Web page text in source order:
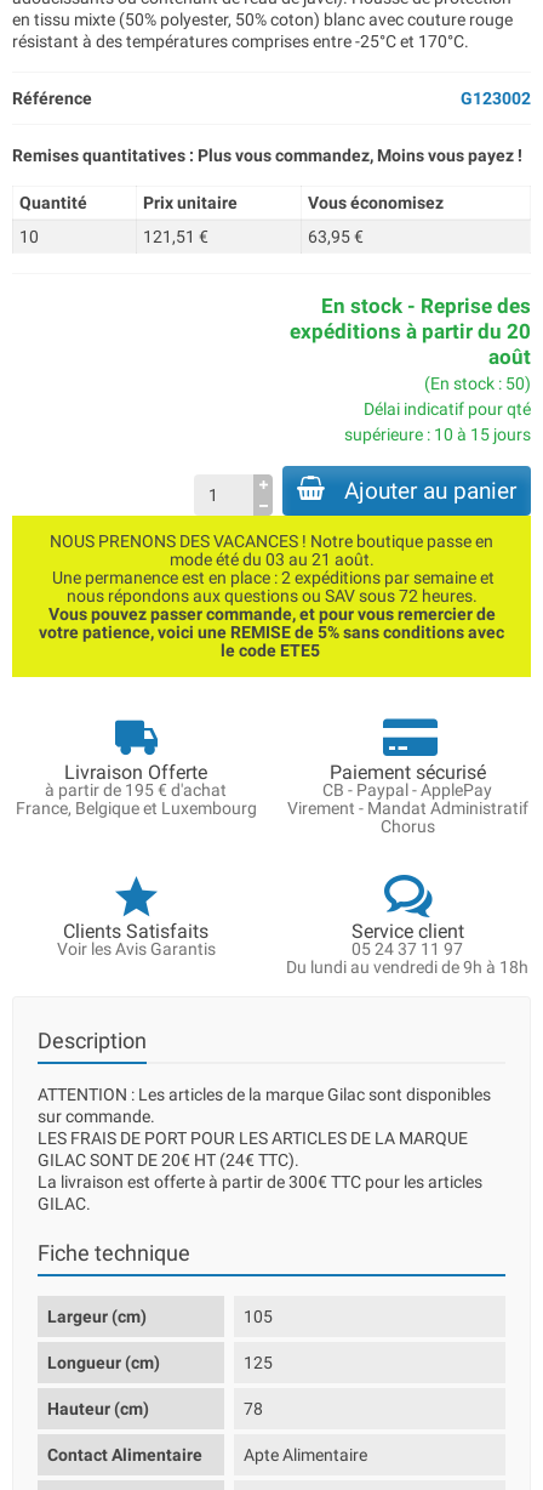
en tissu mixte (50% polyester, 50% coton) blanc avec couture rouge
résistant à des températures comprises entre -25°C et 170°C.
Référence G123002
Remises quantitatives : Plus vous commandez, Moins vous payez !
Quantité Prix unitaire
Vous économisez
10
121,51 € 63,95 €
En stock - Reprise des
expéditions à partir du 20
août
(En stock : 50)
Délai indicatif pour qté
supérieure : 10 à 15 jours
Ajouter au panier
NOUS PRENONS DES VACANCES ! Notre boutique passe en
mode été du 03 au 21 août.
Une permanence est en place : 2 expéditions par semaine et
nous répondons aux questions ou SAV sous 72 heures.
Vous pouvez passer commande, et pour vous remercier de
votre patience, voici une REMISE de 5% sans conditions avec
le code ETE5
Livraison Offerte
à partir de 195 € d'achat
France, Belgique et Luxembourg
Paiement sécurisé
CB - Paypal - ApplePay
Virement - Mandat Administratif
Chorus
Clients Satisfaits
Voir les Avis Garantis
Service client
05 24 37 11 97
Du lundi au vendredi de 9h à 18h
Description
ATTENTION : Les articles de la marque Gilac sont disponibles
sur commande.
LES FRAIS DE PORT POUR LES ARTICLES DE LA MARQUE
GILAC SONT DE 20€ HT (24€ TTC).
La livraison est offerte à partir de 300€ TTC pour les articles
GILAC.
Fiche technique
Largeur (cm) 105
Longueur (cm) 125
Hauteur (cm) 78
Contact Alimentaire Apte Alimentaire